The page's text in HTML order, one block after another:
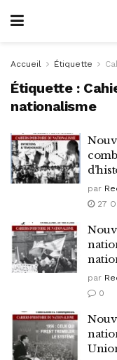
Accueil Étiquette
Étiquette :
nationalisme
par
27
par
0